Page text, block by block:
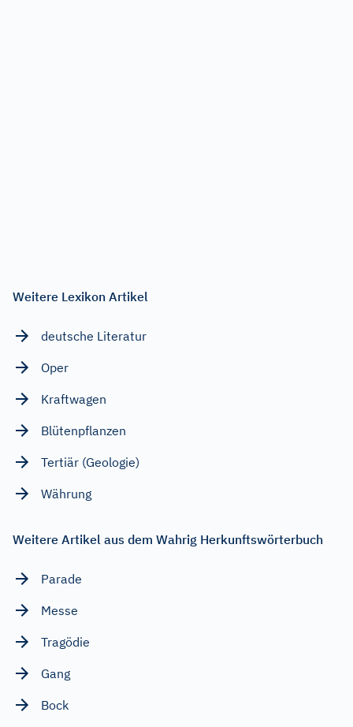
Weitere Lexikon Artikel
deutsche Literatur
Oper
Kraftwagen
Blütenpflanzen
Tertiär (Geologie)
Währung
Weitere Artikel aus dem Wahrig Herkunftswörterbuch
Parade
Messe
Tragödie
Gang
Bock